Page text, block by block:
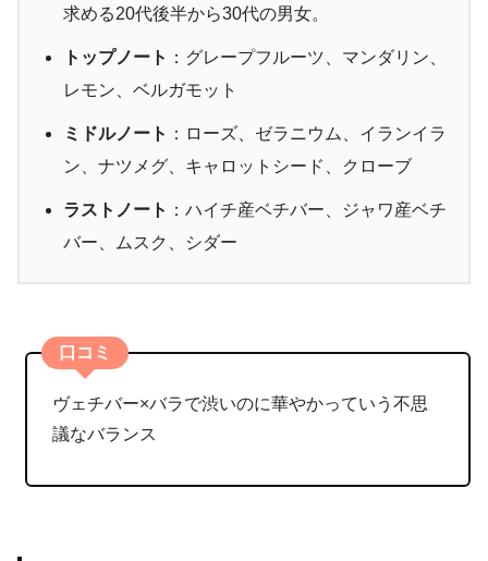
求める20代後半から30代の男女。
トップノート ：グレープフルーツ、マンダリン、
レモン、ベルガモット
ミドルノート ：ローズ、ゼラニウム、イランイラ
ン、ナツメグ、キャロットシード、クローブ
ラストノート ：ハイチ産ベチバー、ジャワ産ベチ
バー、ムスク、シダー
口コミ
ヴェチバー×バラで渋いのに華やかっていう不思
議なバランス